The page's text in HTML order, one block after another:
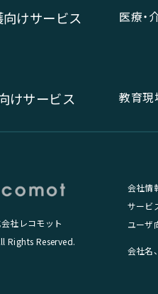
向けサービス 医療・
けサービス 教育現
社レコモット
Rights Reserved.
会社情
サービ
ユーザ
会社名